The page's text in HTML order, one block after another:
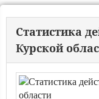
Статистика
Курской